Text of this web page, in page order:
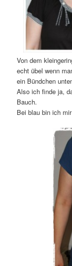
Von dem
echt übel wenn
ein Bündchen
Also ich finde ja,
Bauch.
Bei blau bin ich